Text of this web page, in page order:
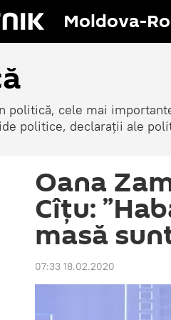
Moldova-
politică, cele mai
politice, declarații ale
Oana
Cîțu:
masă
07:33 18.02.2020